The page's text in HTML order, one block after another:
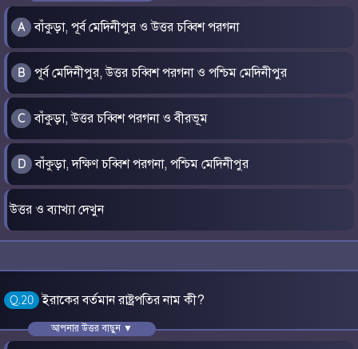
A বাঁকুড়া, পূর্ব মেদিনীপুর ও উত্তর চব্বিশ পরগনা
B পূর্ব মেদিনীপুর, উত্তর চব্বিশ পরগনা ও পশ্চিম মেদিনীপুর
C বাঁকুড়া, উত্তর চব্বিশ পরগনা ও বীরভূম
D বাঁকুড়া, দক্ষিণ চব্বিশ পরগনা, পশ্চিম মেদিনীপুর
উত্তর ও ব্যাখ্যা দেখুন
Q.20 ইরাকের বর্তমান রাষ্ট্রপতির নাম কী?
আপনার উত্তর বাছুন ▼